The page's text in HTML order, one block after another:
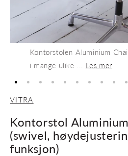
Kontorstolen Aluminium
i mange ulike ... Les mer
VITRA
Kontorstol
(swivel,
funksjon)